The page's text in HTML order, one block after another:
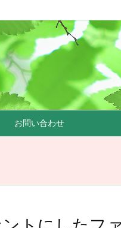
お問い合わせ